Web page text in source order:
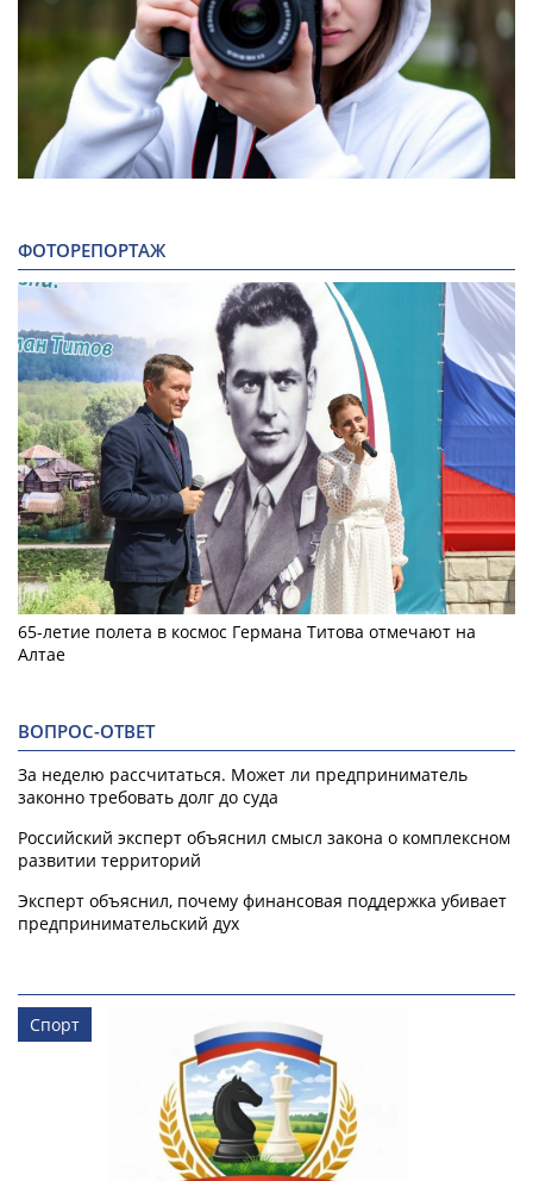
ФОТОРЕПОРТАЖ
65-летие полета в космос Германа Титова отмечают на
Алтае
ВОПРОС-ОТВЕТ
За неделю рассчитаться. Может ли предприниматель
законно требовать долг до суда
Российский эксперт объяснил смысл закона о комплексном
развитии территорий
Эксперт объяснил, почему финансовая поддержка убивает
предпринимательский дух
Спорт